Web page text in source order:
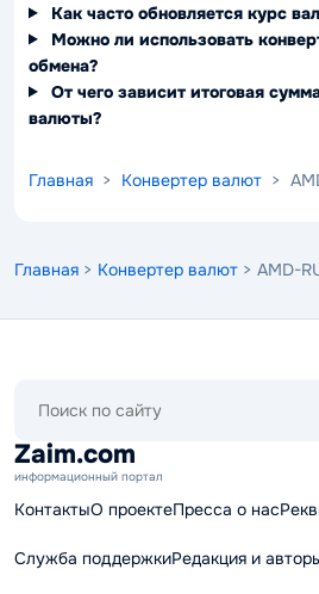
Как часто обновляется курс
Можно ли использовать
обмена?
От чего зависит итоговая
валюты?
Главная > Конвертер валют >
Главная > Конвертер валют > AMD-
сайту
Zaim.com
информационный портал
КонтактыО проектеПресса о нас
Служба поддержкиРедакция и